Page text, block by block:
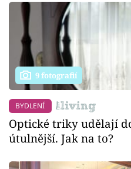
9 fotografií
BYDLENÍ
Optické triky udělají
útulnější. Jak na to?